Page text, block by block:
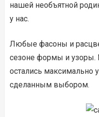
нашей необъятной
у нас.
Любые фасоны и
сезоне формы и
остались максимально
сделанным выбором.